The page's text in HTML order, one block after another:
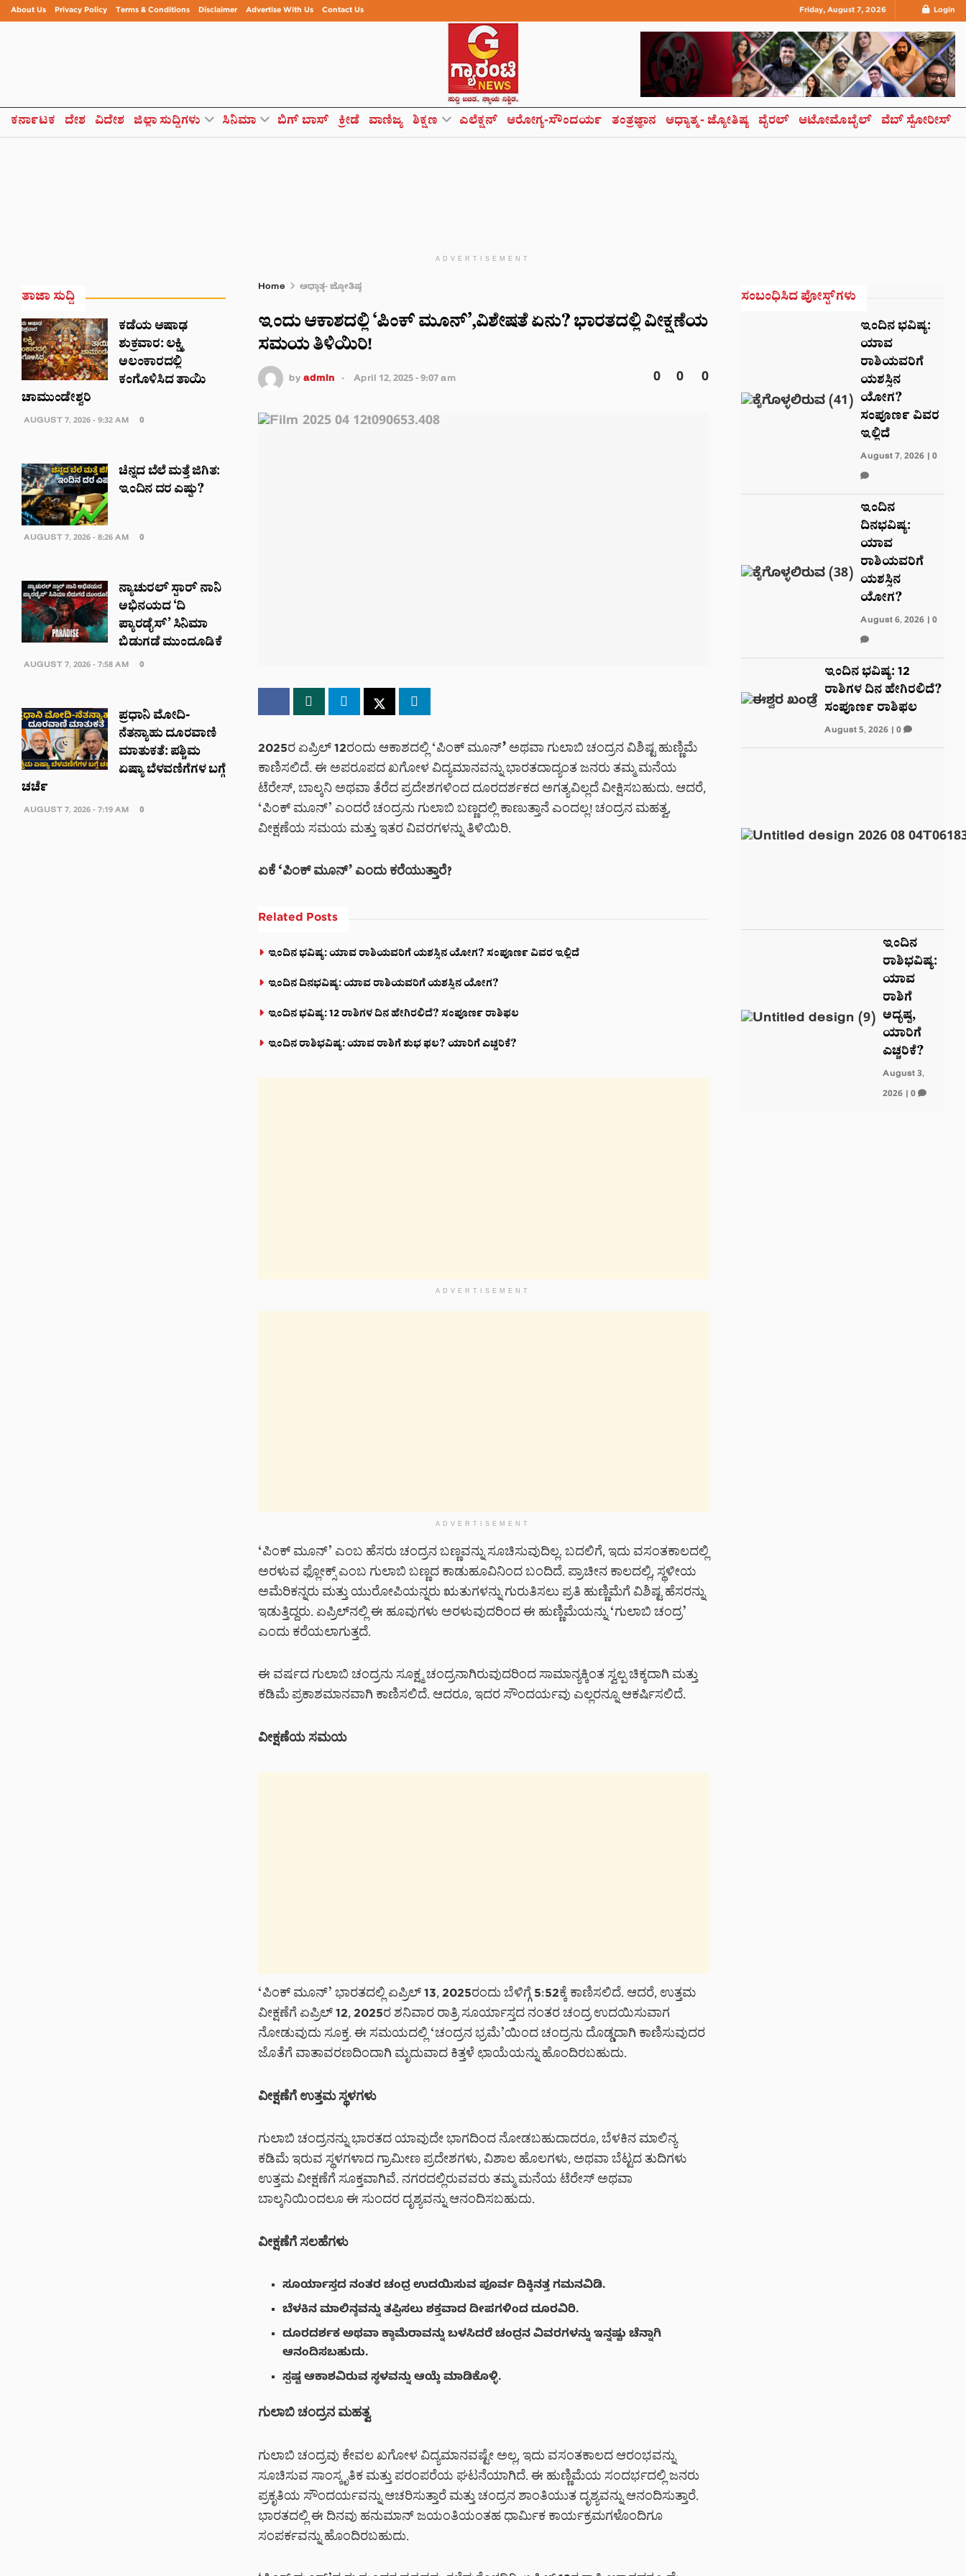
About Us Privacy Policy Terms & Conditions Disclaimer Advertise With Us Contact Us Friday, August 7, 2026 Login
ಕರ್ನಾಟಕ ದೇಶ ವಿದೇಶ ಜಿಲ್ಲಾ ಸುದ್ದಿಗಳು ಸಿನಿಮಾ ಬಿಗ್ ಬಾಸ್ ಕ್ರೀಡೆ ವಾಣಿಜ್ಯ ಶಿಕ್ಷಣ ಎಲೆಕ್ಷನ್ ಆರೋಗ್ಯ-ಸೌಂದರ್ಯ ತಂತ್ರಜ್ಞಾನ ಆಧ್ಯಾತ್ಮ- ಜ್ಯೋತಿಷ್ಯ ವೈರಲ್ ಆಟೋಮೊಬೈಲ್ ವೆಬ್ ಸ್ಟೋರೀಸ್
ADVERTISEMENT
Home ಆಧ್ಯಾತ್ಮ- ಜ್ಯೋತಿಷ್ಯ
ಇಂದು ಆಕಾಶದಲ್ಲಿ ‘ಪಿಂಕ್ ಮೂನ್’,ವಿಶೇಷತೆ ಏನು? ಭಾರತದಲ್ಲಿ ವೀಕ್ಷಣೆಯ
ಸಮಯ ತಿಳಿಯಿರಿ!
by admin April 12, 2025 - 9:07 am 0 0 0
2025ರ ಏಪ್ರಿಲ್ 12ರಂದು ಆಕಾಶದಲ್ಲಿ ‘ಪಿಂಕ್ ಮೂನ್’ಅಥವಾ ಗುಲಾಬಿ ಚಂದ್ರನ ವಿಶಿಷ್ಟ ಹುಣ್ಣಿಮೆ
ಕಾಣಿಸಲಿದೆ. ಈ ಅಪರೂಪದ ಖಗೋಳ ವಿದ್ಯಮಾನವನ್ನು ಭಾರತದಾದ್ಯಂತ ಜನರು ತಮ್ಮ ಮನೆಯ
ಟೆರೇಸ್, ಬಾಲ್ಕನಿ ಅಥವಾ ತೆರೆದ ಪ್ರದೇಶಗಳಿಂದ ದೂರದರ್ಶಕದ ಅಗತ್ಯವಿಲ್ಲದೆ ವೀಕ್ಷಿಸಬಹುದು. ಆದರೆ,
‘ಪಿಂಕ್ ಮೂನ್’ ಎಂದರೆ ಚಂದ್ರನು ಗುಲಾಬಿ ಬಣ್ಣದಲ್ಲಿ ಕಾಣುತ್ತಾನೆ ಎಂದಲ್ಲ! ಚಂದ್ರನ ಮಹತ್ವ,
ವೀಕ್ಷಣೆಯ ಸಮಯ ಮತ್ತು ಇತರ ವಿವರಗಳನ್ನು ತಿಳಿಯಿರಿ.
ಏಕೆ ‘ಪಿಂಕ್ ಮೂನ್’ ಎಂದು ಕರೆಯುತ್ತಾರೆ?
Related Posts
ಇಂದಿನ ಭವಿಷ್ಯ: ಯಾವ ರಾಶಿಯವರಿಗೆ ಯಶಸ್ಸಿನ ಯೋಗ? ಸಂಪೂರ್ಣ ವಿವರ ಇಲ್ಲಿದೆ
ಇಂದಿನ ದಿನಭವಿಷ್ಯ: ಯಾವ ರಾಶಿಯವರಿಗೆ ಯಶಸ್ಸಿನ ಯೋಗ?
ಇಂದಿನ ಭವಿಷ್ಯ: 12 ರಾಶಿಗಳ ದಿನ ಹೇಗಿರಲಿದೆ? ಸಂಪೂರ್ಣ ರಾಶಿಫಲ
ಇಂದಿನ ರಾಶಿಭವಿಷ್ಯ: ಯಾವ ರಾಶಿಗೆ ಶುಭ ಫಲ? ಯಾರಿಗೆ ಎಚ್ಚರಿಕೆ?
ADVERTISEMENT
ADVERTISEMENT
‘ಪಿಂಕ್ ಮೂನ್’ ಎಂಬ ಹೆಸರು ಚಂದ್ರನ ಬಣ್ಣವನ್ನು ಸೂಚಿಸುವುದಿಲ್ಲ. ಬದಲಿಗೆ, ಇದು ವಸಂತಕಾಲದಲ್ಲಿ
ಅರಳುವ ಫ್ಲೋಕ್ಸ್ ಎಂಬ ಗುಲಾಬಿ ಬಣ್ಣದ ಕಾಡುಹೂವಿನಿಂದ ಬಂದಿದೆ. ಪ್ರಾಚೀನ ಕಾಲದಲ್ಲಿ, ಸ್ಥಳೀಯ
ಅಮೆರಿಕನ್ನರು ಮತ್ತು ಯುರೋಪಿಯನ್ನರು ಋತುಗಳನ್ನು ಗುರುತಿಸಲು ಪ್ರತಿ ಹುಣ್ಣಿಮೆಗೆ ವಿಶಿಷ್ಟ ಹೆಸರನ್ನು
ಇಡುತ್ತಿದ್ದರು. ಏಪ್ರಿಲ್‌ನಲ್ಲಿ ಈ ಹೂವುಗಳು ಅರಳುವುದರಿಂದ ಈ ಹುಣ್ಣಿಮೆಯನ್ನು ‘ಗುಲಾಬಿ ಚಂದ್ರ’
ಎಂದು ಕರೆಯಲಾಗುತ್ತದೆ.
ಈ ವರ್ಷದ ಗುಲಾಬಿ ಚಂದ್ರನು ಸೂಕ್ಷ್ಮ ಚಂದ್ರನಾಗಿರುವುದರಿಂದ ಸಾಮಾನ್ಯಕ್ಕಿಂತ ಸ್ವಲ್ಪ ಚಿಕ್ಕದಾಗಿ ಮತ್ತು
ಕಡಿಮೆ ಪ್ರಕಾಶಮಾನವಾಗಿ ಕಾಣಿಸಲಿದೆ. ಆದರೂ, ಇದರ ಸೌಂದರ್ಯವು ಎಲ್ಲರನ್ನೂ ಆಕರ್ಷಿಸಲಿದೆ.
ವೀಕ್ಷಣೆಯ ಸಮಯ
‘ಪಿಂಕ್ ಮೂನ್’ ಭಾರತದಲ್ಲಿ ಏಪ್ರಿಲ್ 13, 2025ರಂದು ಬೆಳಿಗ್ಗೆ 5:52ಕ್ಕೆ ಕಾಣಿಸಲಿದೆ. ಆದರೆ, ಉತ್ತಮ
ವೀಕ್ಷಣೆಗೆ ಏಪ್ರಿಲ್ 12, 2025ರ ಶನಿವಾರ ರಾತ್ರಿ ಸೂರ್ಯಾಸ್ತದ ನಂತರ ಚಂದ್ರ ಉದಯಿಸುವಾಗ
ನೋಡುವುದು ಸೂಕ್ತ. ಈ ಸಮಯದಲ್ಲಿ ‘ಚಂದ್ರನ ಭ್ರಮೆ’ಯಿಂದ ಚಂದ್ರನು ದೊಡ್ಡದಾಗಿ ಕಾಣಿಸುವುದರ
ಜೊತೆಗೆ ವಾತಾವರಣದಿಂದಾಗಿ ಮೃದುವಾದ ಕಿತ್ತಳೆ ಛಾಯೆಯನ್ನು ಹೊಂದಿರಬಹುದು.
ವೀಕ್ಷಣೆಗೆ ಉತ್ತಮ ಸ್ಥಳಗಳು
ಗುಲಾಬಿ ಚಂದ್ರನನ್ನು ಭಾರತದ ಯಾವುದೇ ಭಾಗದಿಂದ ನೋಡಬಹುದಾದರೂ, ಬೆಳಕಿನ ಮಾಲಿನ್ಯ
ಕಡಿಮೆ ಇರುವ ಸ್ಥಳಗಳಾದ ಗ್ರಾಮೀಣ ಪ್ರದೇಶಗಳು, ವಿಶಾಲ ಹೊಲಗಳು, ಅಥವಾ ಬೆಟ್ಟದ ತುದಿಗಳು
ಉತ್ತಮ ವೀಕ್ಷಣೆಗೆ ಸೂಕ್ತವಾಗಿವೆ. ನಗರದಲ್ಲಿರುವವರು ತಮ್ಮ ಮನೆಯ ಟೆರೇಸ್ ಅಥವಾ
ಬಾಲ್ಕನಿಯಿಂದಲೂ ಈ ಸುಂದರ ದೃಶ್ಯವನ್ನು ಆನಂದಿಸಬಹುದು.
ವೀಕ್ಷಣೆಗೆ ಸಲಹೆಗಳು
ಸೂರ್ಯಾಸ್ತದ ನಂತರ ಚಂದ್ರ ಉದಯಿಸುವ ಪೂರ್ವ ದಿಕ್ಕಿನತ್ತ ಗಮನವಿಡಿ.
ಬೆಳಕಿನ ಮಾಲಿನ್ಯವನ್ನು ತಪ್ಪಿಸಲು ಶಕ್ತವಾದ ದೀಪಗಳಿಂದ ದೂರವಿರಿ.
ದೂರದರ್ಶಕ ಅಥವಾ ಕ್ಯಾಮೆರಾವನ್ನು ಬಳಸಿದರೆ ಚಂದ್ರನ ವಿವರಗಳನ್ನು ಇನ್ನಷ್ಟು ಚೆನ್ನಾಗಿ
ಆನಂದಿಸಬಹುದು.
ಸ್ಪಷ್ಟ ಆಕಾಶವಿರುವ ಸ್ಥಳವನ್ನು ಆಯ್ಕೆ ಮಾಡಿಕೊಳ್ಳಿ.
ಗುಲಾಬಿ ಚಂದ್ರನ ಮಹತ್ವ
ಗುಲಾಬಿ ಚಂದ್ರವು ಕೇವಲ ಖಗೋಳ ವಿದ್ಯಮಾನವಷ್ಟೇ ಅಲ್ಲ, ಇದು ವಸಂತಕಾಲದ ಆರಂಭವನ್ನು
ಸೂಚಿಸುವ ಸಾಂಸ್ಕೃತಿಕ ಮತ್ತು ಪರಂಪರೆಯ ಘಟನೆಯಾಗಿದೆ. ಈ ಹುಣ್ಣಿಮೆಯ ಸಂದರ್ಭದಲ್ಲಿ ಜನರು
ಪ್ರಕೃತಿಯ ಸೌಂದರ್ಯವನ್ನು ಆಚರಿಸುತ್ತಾರೆ ಮತ್ತು ಚಂದ್ರನ ಶಾಂತಿಯುತ ದೃಶ್ಯವನ್ನು ಆನಂದಿಸುತ್ತಾರೆ.
ಭಾರತದಲ್ಲಿ ಈ ದಿನವು ಹನುಮಾನ್ ಜಯಂತಿಯಂತಹ ಧಾರ್ಮಿಕ ಕಾರ್ಯಕ್ರಮಗಳೊಂದಿಗೂ
ಸಂಪರ್ಕವನ್ನು ಹೊಂದಿರಬಹುದು.
ತಾಜಾ ಸುದ್ದಿ
ಕಡೆಯ ಆಷಾಢ
ಶುಕ್ರವಾರ: ಲಕ್ಷ್ಮಿ
ಅಲಂಕಾರದಲ್ಲಿ
ಕಂಗೊಳಿಸಿದ ತಾಯಿ
ಚಾಮುಂಡೇಶ್ವರಿ
AUGUST 7, 2026 - 9:32 AM 0
ಚಿನ್ನದ ಬೆಲೆ ಮತ್ತೆ ಜಿಗಿತ:
ಇಂದಿನ ದರ ಎಷ್ಟು?
AUGUST 7, 2026 - 8:26 AM 0
ನ್ಯಾಚುರಲ್ ಸ್ಟಾರ್ ನಾನಿ
ಅಭಿನಯದ ‘ದಿ
ಪ್ಯಾರಡೈಸ್’ ಸಿನಿಮಾ
ಬಿಡುಗಡೆ ಮುಂದೂಡಿಕೆ
AUGUST 7, 2026 - 7:58 AM 0
ಪ್ರಧಾನಿ ಮೋದಿ-
ನೆತನ್ಯಾಹು ದೂರವಾಣಿ
ಮಾತುಕತೆ: ಪಶ್ಚಿಮ
ಏಷ್ಯಾ ಬೆಳವಣಿಗೆಗಳ ಬಗ್ಗೆ
ಚರ್ಚೆ
AUGUST 7, 2026 - 7:19 AM 0
ಸಂಬಂಧಿಸಿದ ಪೋಸ್ಟ್‌ಗಳು
ಇಂದಿನ ಭವಿಷ್ಯ:
ಯಾವ
ರಾಶಿಯವರಿಗೆ
ಯಶಸ್ಸಿನ
ಯೋಗ?
ಸಂಪೂರ್ಣ ವಿವರ
ಇಲ್ಲಿದೆ
August 7, 2026| 0
ಇಂದಿನ
ದಿನಭವಿಷ್ಯ:
ಯಾವ
ರಾಶಿಯವರಿಗೆ
ಯಶಸ್ಸಿನ
ಯೋಗ?
August 6, 2026| 0
ಇಂದಿನ ಭವಿಷ್ಯ: 12
ರಾಶಿಗಳ ದಿನ ಹೇಗಿರಲಿದೆ?
ಸಂಪೂರ್ಣ ರಾಶಿಫಲ
August 5, 2026| 0
ಇಂದಿನ
ರಾಶಿಭವಿಷ್ಯ:
ಯಾವ
ರಾಶಿಗೆ
ಅದೃಷ್ಟ,
ಯಾರಿಗೆ
ಎಚ್ಚರಿಕೆ?
August 3,
2026| 0